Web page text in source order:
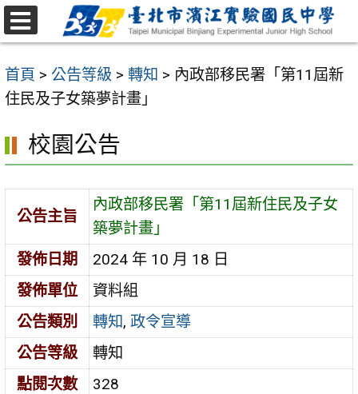
跳
至
要
內
區
首頁 > 公告等級 > 轉知 > 內政部移民署「第11屆新
住民及子女築夢計畫」
校園公告
公告主旨
內政部移民署「第11屆新住民及子女
築夢計畫」
發佈日期
2024 年 10 月 18 日
發佈單位
資料組
公告類別
轉知,政令宣導
公告等級
轉知
點閱次數
328
選
單